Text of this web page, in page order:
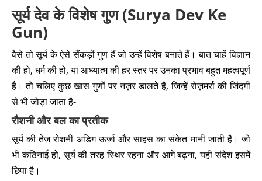
सूर्य देव के विशेष गुण (Surya Dev Ke
Gun)
वैसे तो सूर्य के ऐसे सैंकड़ों गुण हैं जो उन्हें विशेष बनाते हैं। बात चाहें विज्ञान
की हो, धर्म की हो, या आध्यात्म की हर स्तर पर उनका प्रभाव बहुत महत्वपूर्ण
है। तो चलिए कुछ खास गुणों पर नज़र डालते हैं, जिन्हें रोज़मर्रा की जिंदगी
से भी जोड़ा जाता है-
रौशनी और बल का प्रतीक
सूर्य की तेज रोशनी अडिग ऊर्जा और साहस का संकेत मानी जाती है। जो
भी कठिनाई हो, सूर्य की तरह स्थिर रहना और आगे बढ़ना, यही संदेश इसमें
छिपा है।